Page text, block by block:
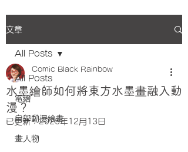
文章
All Posts
電繪
自學動漫繪畫
畫人物
All Posts
水墨繪師如何將東方水墨畫融入動
漫？
Comic Black Rainbow
已更新：2025年12月13日